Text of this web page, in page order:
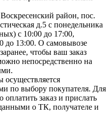
район, пос.
д.5 с понедельника
с 10:00 до 17:00,
до 13:00. О самовывозе
чтобы ваш заказ
непосредственно на
осуществляется
по выбору покупателя. Для
оплатить заказ и прислать
о ТК, получателе и